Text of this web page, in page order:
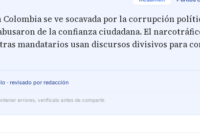
Colombia se ve socavada por la corrupción
de la confianza ciudadana. El
mandatarios usan discursos divisivos para
· revisado por redacción
errores, verifícalo antes de compartir.